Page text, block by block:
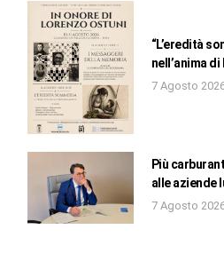
“L’eredità
nell’anima
7 Agosto
Più
alle aziende
7 Agosto